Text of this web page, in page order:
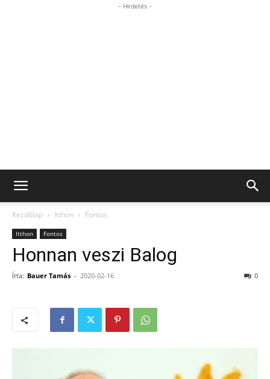
- Hirdetés -
Kezdőlap Itthon Fontos
Itthon Fontos
Honnan veszi Balog
Írta: Bauer Tamás - 2020-02-16 0